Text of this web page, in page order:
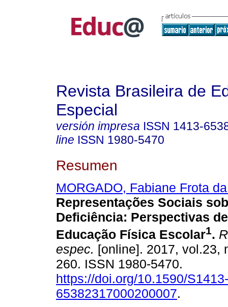
Revista Brasileira de
Especial
versión impresa ISSN 1413-
line ISSN 1980-5470
Resumen
MORGADO, Fabiane Frota
Representações Sociais
Deficiência: Perspectivas
Educação Física Escolar1.
espec. [online]. 2017, vol.23,
260. ISSN 1980-5470.
https://doi.org/10.1590/S1413-
65382317000200007.